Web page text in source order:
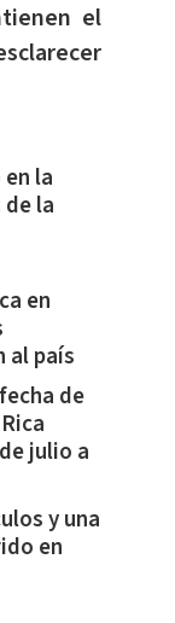
el
la
la
en
al país
de
julio a
y una
en